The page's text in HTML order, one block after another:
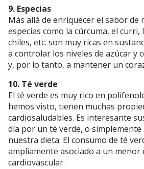
9. Especias
Más allá de enriquecer el sabor de
especias como la cúrcuma, el curri,
chiles, etc. son muy ricas en
a controlar los niveles de azúcar y
y, por lo tanto, a mantener un
10. Té verde
El té verde es muy rico en
hemos visto, tienen muchas
cardiosaludables. Es interesante
día por un té verde, o
nuestra dieta. El consumo de té
ampliamente asociado a un menor
cardiovascular.